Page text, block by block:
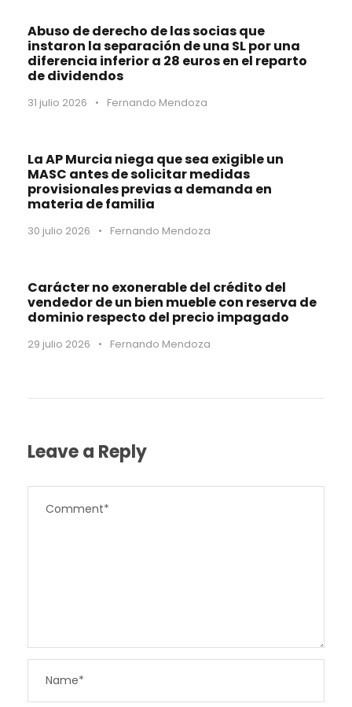
Abuso de derecho de las socias que
instaron la separación de una SL por una
diferencia inferior a 28 euros en el reparto
de dividendos
31 julio 2026 • Fernando Mendoza
La AP Murcia niega que sea exigible un
MASC antes de solicitar medidas
provisionales previas a demanda en
materia de familia
30 julio 2026 • Fernando Mendoza
Carácter no exonerable del crédito del
vendedor de un bien mueble con reserva de
dominio respecto del precio impagado
29 julio 2026 • Fernando Mendoza
Leave a Reply